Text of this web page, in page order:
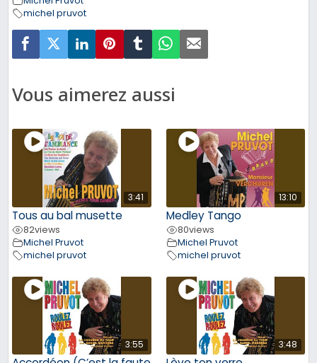
michel pruvot
Vous aimerez aussi
3:41
Tous au bal musette
82views
Michel Pruvot
michel pruvot
13:10
Medley Tango
80views
Michel Pruvot
michel pruvot
3:55 3:48